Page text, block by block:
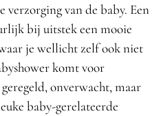
verzorging van de baby. Een
bij uitstek een mooie
je wellicht zelf ook niet
komt voor
onverwacht, maar
baby-gerelateerde